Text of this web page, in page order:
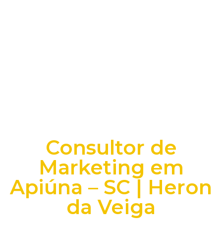
Consultor de
Marketing em
Apiúna – SC | Heron
da Veiga